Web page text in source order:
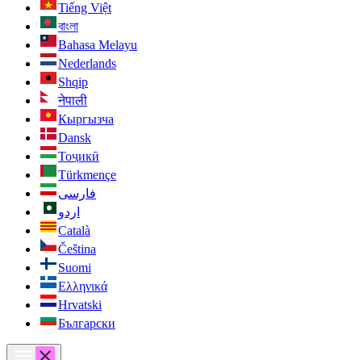
Tiếng Việt
বাংলা
Bahasa Melayu
Nederlands
Shqip
नेपाली
Кыргызча
Dansk
Тоҷикӣ
Türkmençe
فارسی
اردو
Català
Čeština
Suomi
Ελληνικά
Hrvatski
Български